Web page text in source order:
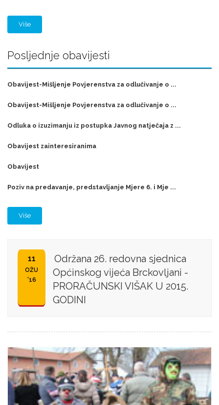
Više
Posljednje obavijesti
Obavijest-Mišljenje Povjerenstva za odlučivanje o ...
Obavijest-Mišljenje Povjerenstva za odlučivanje o ...
Odluka o izuzimanju iz postupka Javnog natječaja z ...
Obavijest zainteresiranima
Obavijest
Poziv na predavanje, predstavljanje Mjere 6. i Mje ...
Više
11
OŽU
'16
Održana 26. redovna sjednica
Općinskog vijeća Brckovljani -
PRORAČUNSKI VIŠAK U 2015.
GODINI